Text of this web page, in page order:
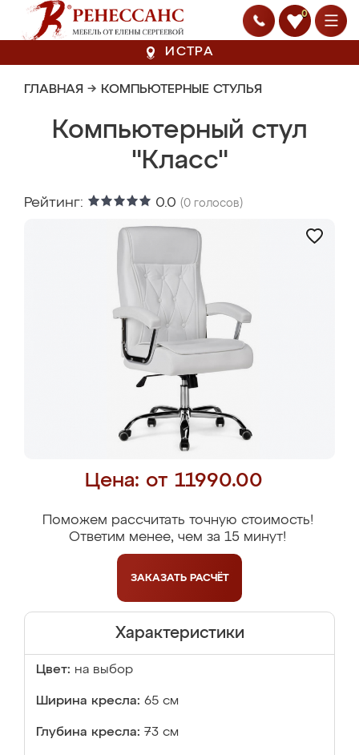
0
ИСТРА
ГЛАВНАЯ → КОМПЬЮТЕРНЫЕ СТУЛЬЯ
Компьютерный стул
"Класс"
Рейтинг: 0.0 (0 голосов)
Цена: от 11990.00
Поможем рассчитать точную стоимость!
Ответим менее, чем за 15 минут!
ЗАКАЗАТЬ РАСЧЁТ
Характеристики
Цвет: на выбор
Ширина кресла: 65 см
Глубина кресла: 73 см